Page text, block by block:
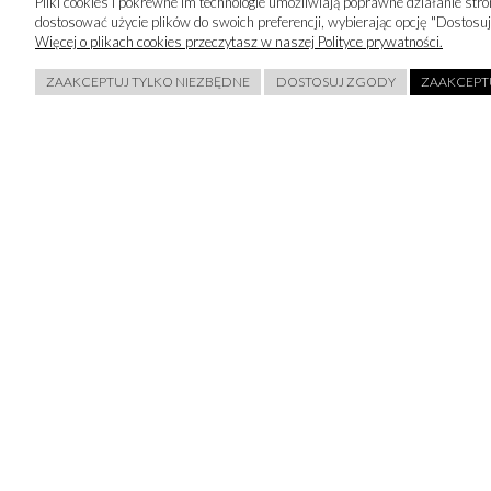
dostosować użycie plików do swoich preferencji, wybierając opcję "Dostosuj
Więcej o plikach cookies przeczytasz w naszej Polityce prywatności.
ZAAKCEPTUJ TYLKO NIEZBĘDNE DOSTOSUJ ZGODY